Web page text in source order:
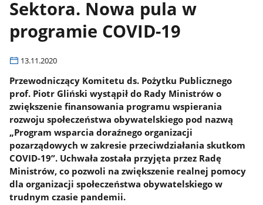
Sektora. Nowa pula w
programie COVID-19
13.11.2020
Przewodniczący Komitetu ds. Pożytku Publicznego
prof. Piotr Gliński wystąpił do Rady Ministrów o
zwiększenie finansowania programu wspierania
rozwoju społeczeństwa obywatelskiego pod nazwą
„Program wsparcia doraźnego organizacji
pozarządowych w zakresie przeciwdziałania skutkom
COVID-19”. Uchwała została przyjęta przez Radę
Ministrów, co pozwoli na zwiększenie realnej pomocy
dla organizacji społeczeństwa obywatelskiego w
trudnym czasie pandemii.